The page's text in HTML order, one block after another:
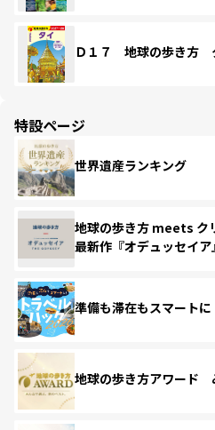
Ｄ１７ 地球の歩き方
特設ページ
世界遺産ランキング
地球の歩き方 meets ク
最新作『オデュッセイア
準備も滞在もスマート
地球の歩き方アワード